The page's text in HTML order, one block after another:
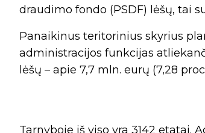
draudimo fondo (PSDF) lėšų, tai
Panaikinus teritorinius skyrius
administracijos funkcijas
lėšų – apie 7,7 mln. eurų (7,28
Tarnyboje iš viso yra 3142 etatai.